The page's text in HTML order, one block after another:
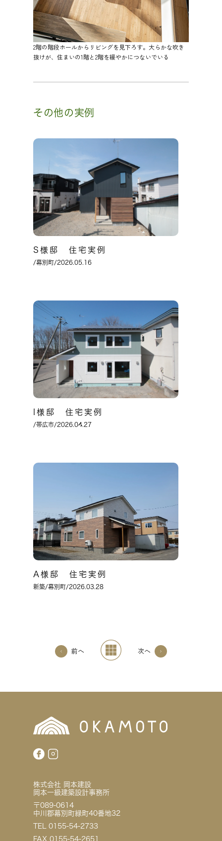
2階の階段ホールからリビングを見下ろす。大らかな吹き
抜けが、住まいの1階と2階を緩やかにつないでいる
その他の実例
S様邸 住宅実例
/幕別町/2026.05.16
I様邸 住宅実例
/帯広市/2026.04.27
A様邸 住宅実例
新築/幕別町/2026.03.28
前へ 次へ
株式会社 岡本建設
岡本一級建築設計事務所
〒089-0614
中川郡幕別町緑町40番地32
TEL 0155-54-2733
FAX 0155-54-2651